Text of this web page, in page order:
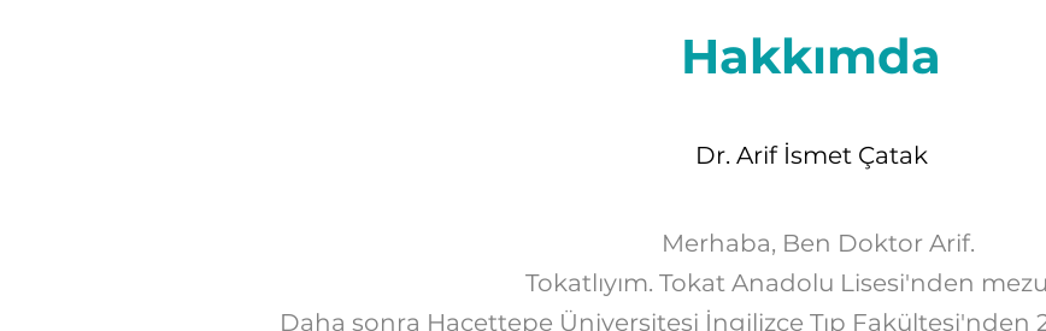
Hakkımda
Dr. Arif İsmet Çatak
Merhaba, Ben Doktor Arif.
Tokatlıyım. Tokat Anadolu Lisesi'nden
Daha sonra Hacettepe Üniversitesi İngilizce Tıp Fakültesi'nden